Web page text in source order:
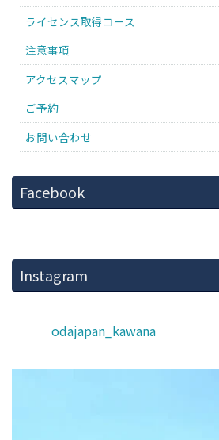
ライセンス取得コース
注意事項
アクセスマップ
ご予約
お問い合わせ
Facebook
Instagram
odajapan_kawana